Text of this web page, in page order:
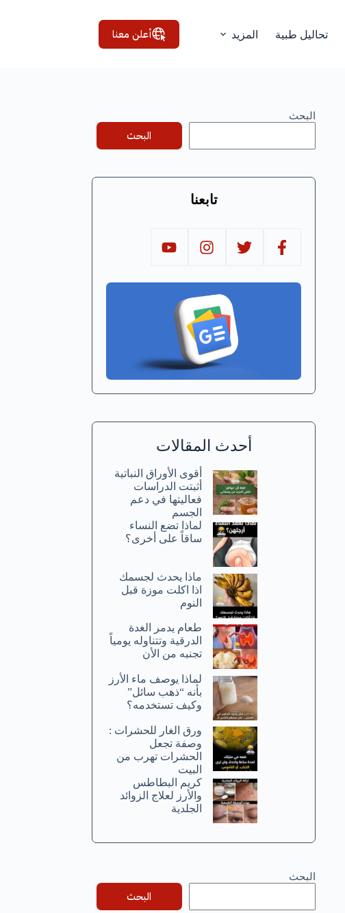
تحاليل طبية المزيد أعلن معنا
البحث
البحث
تابعنا
أحدث المقالات
أقوى الأوراق النباتية
أثبتت الدراسات
فعاليتها في دعم
الجسم
لماذا تضع النساء
ساقاً على أخرى؟
ماذا يحدث لجسمك
اذا اكلت موزة قبل
النوم
طعام يدمر الغدة
الدرقية وتتناوله يومياً
تجنبه من الأن
لماذا يوصف ماء الأرز
بأنه “ذهب سائل”
وكيف تستخدمه؟
ورق الغار للحشرات :
وصفة تجعل
الحشرات تهرب من
البيت
كريم البطاطس
والأرز لعلاج الزوائد
الجلدية
البحث
البحث